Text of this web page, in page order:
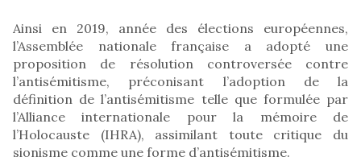
Ainsi en 2019, année des élections européennes,
l’Assemblée nationale française a adopté une
proposition de résolution controversée contre
l’antisémitisme, préconisant l’adoption de la
définition de l’antisémitisme telle que formulée par
l’Alliance internationale pour la mémoire de
l’Holocauste (IHRA), assimilant toute critique du
sionisme comme une forme d’antisémitisme.